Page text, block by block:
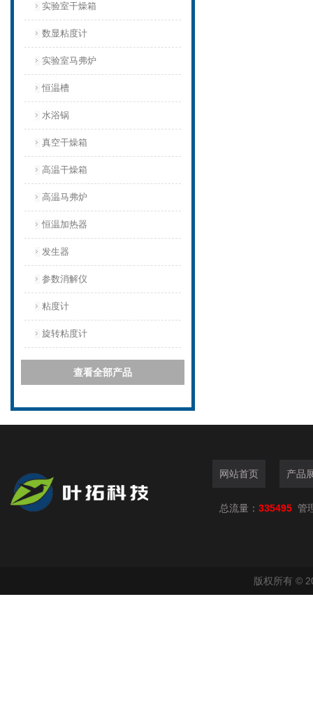
实验室干燥箱
数显粘度计
实验室马弗炉
恒温槽
水浴锅
真空干燥箱
高温干燥箱
高温马弗炉
恒温加热器
发生器
参数消解仪
粘度计
旋转粘度计
查看全部产品
网站首页 产品
总流量： 335495 管
版权所有 ©